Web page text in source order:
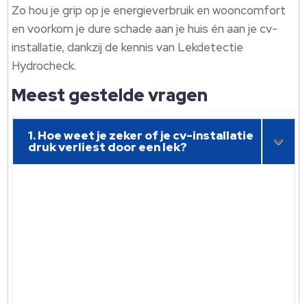
Zo hou je grip op je energieverbruik en wooncomfort
en voorkom je dure schade aan je huis én aan je cv-
installatie, dankzij de kennis van Lekdetectie
Hydrocheck.
Meest gestelde vragen
1. Hoe weet je zeker of je cv-installatie
druk verliest door een lek?